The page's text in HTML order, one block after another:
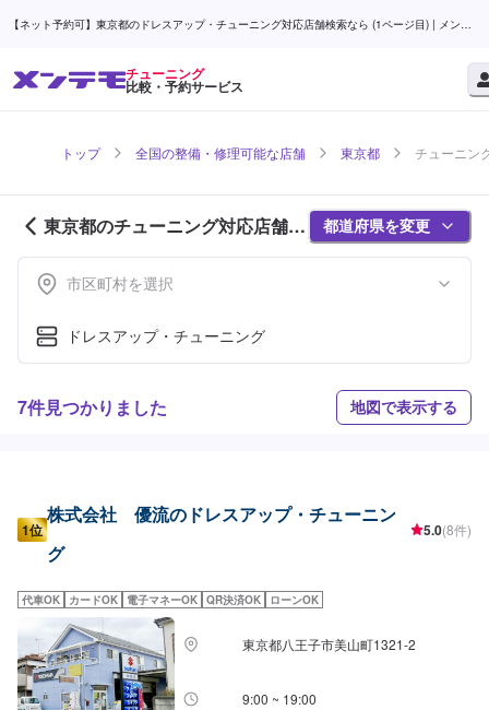
【ネット予約可】東京都のドレスアップ・チューニング対応店舗検索なら (1ページ目) | メンテ
チューニング
比較・予約サービス
トップ 全国の整備・修理可能な店舗 東京都 チューニン
東京都のチューニング対応店舗紹
介 (1ページ目)
都道府県を変更
市区町村を選択
ドレスアップ・チューニング
7件見つかりました 地図で表示する
1位
株式会社 優流のドレスアップ・チューニン
グ
5.0(8件)
代車OK カードOK 電子マネーOK QR決済OK ローンOK
東京都八王子市美山町1321-2
9:00 ~ 19:00